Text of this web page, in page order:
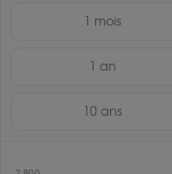
1 mois
1 an
10 ans